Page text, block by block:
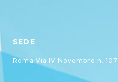
SEDE
Roma Via IV Novembre n. 107